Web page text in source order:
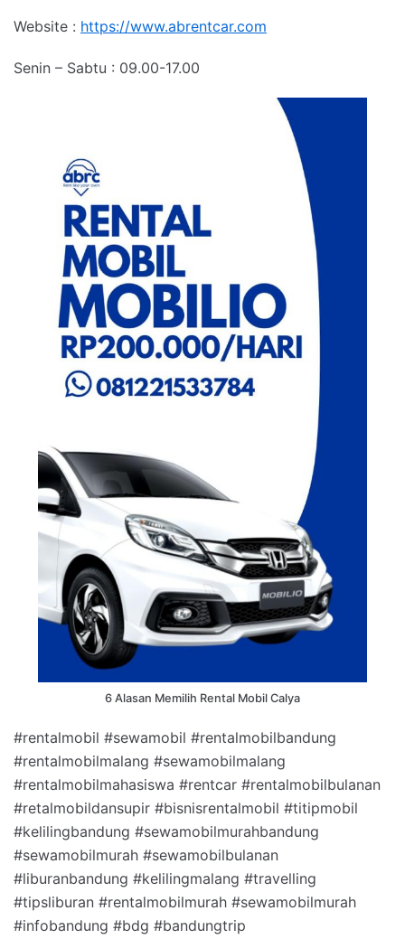
Website : https://www.abrentcar.com
Senin – Sabtu : 09.00-17.00
6 Alasan Memilih Rental Mobil Calya
#rentalmobil #sewamobil #rentalmobilbandung
#rentalmobilmalang #sewamobilmalang
#rentalmobilmahasiswa #rentcar #rentalmobilbulanan
#retalmobildansupir #bisnisrentalmobil #titipmobil
#kelilingbandung #sewamobilmurahbandung
#sewamobilmurah #sewamobilbulanan
#liburanbandung #kelilingmalang #travelling
#tipsliburan #rentalmobilmurah #sewamobilmurah
#infobandung #bdg #bandungtrip